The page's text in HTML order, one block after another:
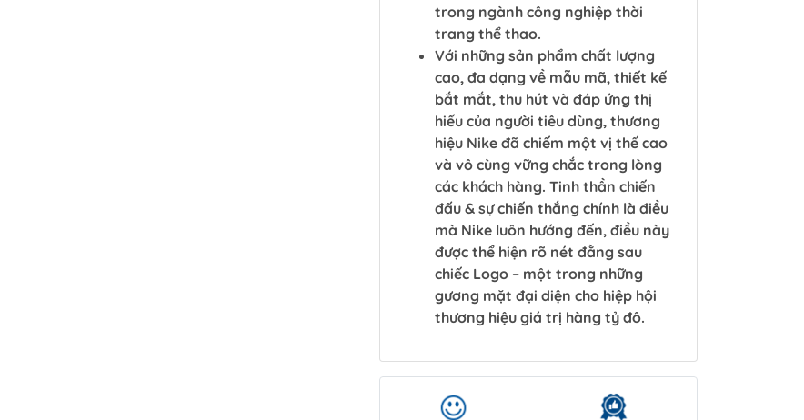
trong ngành công nghiệp thời
trang thể thao.
Với những sản phẩm chất lượng
cao, đa dạng về mẫu mã, thiết kế
bắt mắt, thu hút và đáp ứng thị
hiếu của người tiêu dùng, thương
hiệu Nike đã chiếm một vị thế cao
và vô cùng vững chắc trong lòng
các khách hàng. Tinh thần chiến
đấu & sự chiến thắng chính là điều
mà Nike luôn hướng đến, điều này
được thể hiện rõ nét đằng sau
chiếc Logo – một trong những
gương mặt đại diện cho hiệp hội
thương hiệu giá trị hàng tỷ đô.